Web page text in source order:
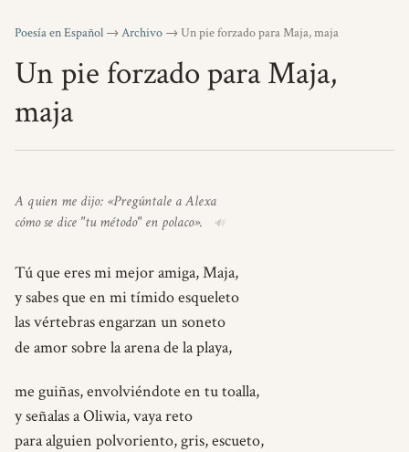
Poesía en Español →Archivo → Un pie forzado para Maja, maja
Un pie forzado para Maja,
maja
A quien me dijo: «Pregúntale a Alexa
cómo se dice "tu método" en polaco».
Tú que eres mi mejor amiga, Maja,
y sabes que en mi tímido esqueleto
las vértebras engarzan un soneto
de amor sobre la arena de la playa,
me guiñas, envolviéndote en tu toalla,
y señalas a Oliwia, vaya reto
para alguien polvoriento, gris, escueto,